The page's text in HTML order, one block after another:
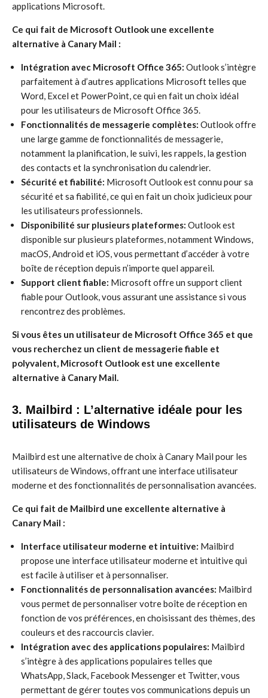
applications Microsoft.
Ce qui fait de Microsoft Outlook une excellente
alternative à Canary Mail :
Intégration avec Microsoft Office 365: Outlook s’intègre
parfaitement à d’autres applications Microsoft telles que
Word, Excel et PowerPoint, ce qui en fait un choix idéal
pour les utilisateurs de Microsoft Office 365.
Fonctionnalités de messagerie complètes: Outlook offre
une large gamme de fonctionnalités de messagerie,
notamment la planification, le suivi, les rappels, la gestion
des contacts et la synchronisation du calendrier.
Sécurité et fiabilité: Microsoft Outlook est connu pour sa
sécurité et sa fiabilité, ce qui en fait un choix judicieux pour
les utilisateurs professionnels.
Disponibilité sur plusieurs plateformes: Outlook est
disponible sur plusieurs plateformes, notamment Windows,
macOS, Android et iOS, vous permettant d’accéder à votre
boîte de réception depuis n’importe quel appareil.
Support client fiable: Microsoft offre un support client
fiable pour Outlook, vous assurant une assistance si vous
rencontrez des problèmes.
Si vous êtes un utilisateur de Microsoft Office 365 et que
vous recherchez un client de messagerie fiable et
polyvalent, Microsoft Outlook est une excellente
alternative à Canary Mail.
3. Mailbird : L’alternative idéale pour les
utilisateurs de Windows
Mailbird est une alternative de choix à Canary Mail pour les
utilisateurs de Windows, offrant une interface utilisateur
moderne et des fonctionnalités de personnalisation avancées.
Ce qui fait de Mailbird une excellente alternative à
Canary Mail :
Interface utilisateur moderne et intuitive: Mailbird
propose une interface utilisateur moderne et intuitive qui
est facile à utiliser et à personnaliser.
Fonctionnalités de personnalisation avancées: Mailbird
vous permet de personnaliser votre boîte de réception en
fonction de vos préférences, en choisissant des thèmes, des
couleurs et des raccourcis clavier.
Intégration avec des applications populaires: Mailbird
s’intègre à des applications populaires telles que
WhatsApp, Slack, Facebook Messenger et Twitter, vous
permettant de gérer toutes vos communications depuis un